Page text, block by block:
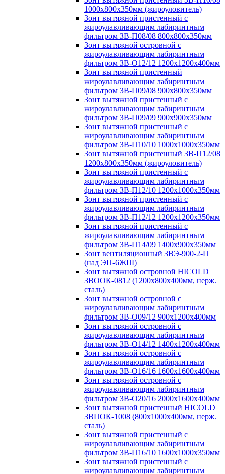
1000х800х350мм (жироуловитель)
Зонт вытяжной пристенный с
жироулавливающим лабиринтным
фильтром ЗВ-П08/08 800х800х350мм
Зонт вытяжной островной с
жироулавливающим лабиринтным
фильтром ЗВ-О12/12 1200х1200х400мм
Зонт вытяжной пристенный
жироулавливающим лабиринтным
фильтром ЗВ-П09/08 900х800х350мм
Зонт вытяжной пристенный с
жироулавливающим лабиринтным
фильтром ЗВ-П09/09 900х900х350мм
Зонт вытяжной пристенный с
жироулавливающим лабиринтным
фильтром ЗВ-П10/10 1000х1000х350мм
Зонт вытяжной пристенный ЗВ-П12/08
1200х800х350мм (жироуловитель)
Зонт вытяжной пристенный с
жироулавливающим лабиринтным
фильтром ЗВ-П12/10 1200х1000х350мм
Зонт вытяжной пристенный с
жироулавливающим лабиринтным
фильтром ЗВ-П12/12 1200х1200х350мм
Зонт вытяжной пристенный с
жироулавливающим лабиринтным
фильтром ЗВ-П14/09 1400х900х350мм
Зонт вентиляционный ЗВЭ-900-2-П
(над ЭП-6ЖШ)
Зонт вытяжной островной HICOLD
ЗВООК-0812 (1200х800x400мм, нерж.
сталь)
Зонт вытяжной островной с
жироулавливающим лабиринтным
фильтром ЗВ-О09/12 900х1200х400мм
Зонт вытяжной островной с
жироулавливающим лабиринтным
фильтром ЗВ-О14/12 1400х1200х400мм
Зонт вытяжной островной с
жироулавливающим лабиринтным
фильтром ЗВ-О16/16 1600х1600х400мм
Зонт вытяжной островной с
жироулавливающим лабиринтным
фильтром ЗВ-О20/16 2000х1600х400мм
Зонт вытяжной пристенный HICOLD
ЗВПОК-1008 (800х1000х400мм, нерж.
сталь)
Зонт вытяжной пристенный с
жироулавливающим лабиринтным
фильтром ЗВ-П16/10 1600х1000х350мм
Зонт вытяжной пристенный с
жироулавливающим лабиринтным